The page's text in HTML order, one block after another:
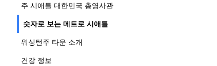
주 시애틀 대한민국 총영사관
숫자로 보는 메트로 시애틀
워싱턴주 타운 소개
건강 정보